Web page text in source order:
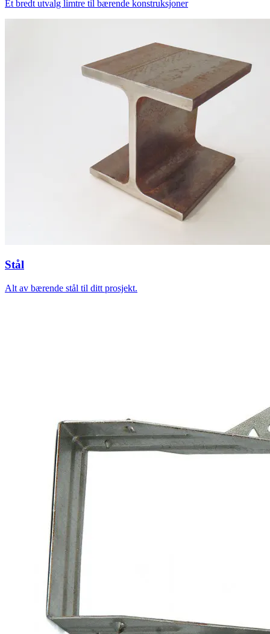
Et bredt utvalg limtre til bærende konstruksjoner
Stål
Alt av bærende stål til ditt prosjekt.